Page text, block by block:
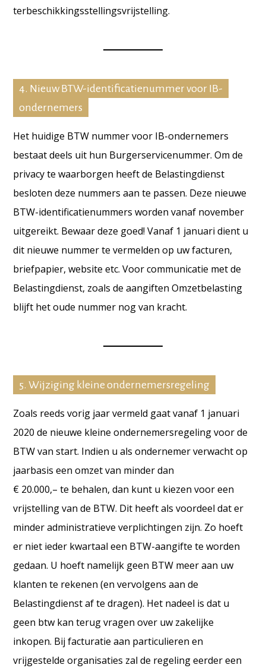
terbeschikkingsstellingsvrijstelling.
4. Nieuw BTW-identificatienummer voor IB-
ondernemers
Het huidige BTW nummer voor IB-ondernemers
bestaat deels uit hun Burgerservicenummer. Om de
privacy te waarborgen heeft de Belastingdienst
besloten deze nummers aan te passen. Deze nieuwe
BTW-identificatienummers worden vanaf november
uitgereikt. Bewaar deze goed! Vanaf 1 januari dient u
dit nieuwe nummer te vermelden op uw facturen,
briefpapier, website etc.Voor communicatie met de
Belastingdienst, zoals de aangiften Omzetbelasting
blijft het oude nummer nog van kracht.
5. Wijziging kleine ondernemersregeling
Zoals reeds vorig jaar vermeld gaat vanaf 1 januari
2020 de nieuwe kleine ondernemersregeling voor de
BTW van start. Indien u als ondernemer verwacht op
jaarbasis een omzet van minder dan
€ 20.000,– te behalen, dan kunt u kiezen voor een
vrijstelling van de BTW. Dit heeft als voordeel dat er
minder administratieve verplichtingen zijn. Zo hoeft
er niet ieder kwartaal een BTW-aangifte te worden
gedaan. U hoeft namelijk geen BTW meer aan uw
klanten te rekenen (en vervolgens aan de
Belastingdienst af te dragen). Het nadeel is dat u
geen btw kan terug vragen over uw zakelijke
inkopen. Bij facturatie aan particulieren en
vrijgestelde organisaties zal de regeling eerder een